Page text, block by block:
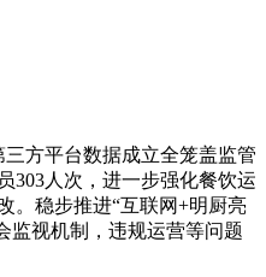
方平台数据成立全笼盖监管
303人次，进一步强化餐饮运
。稳步推进“互联网+明厨亮
监视机制，违规运营等问题